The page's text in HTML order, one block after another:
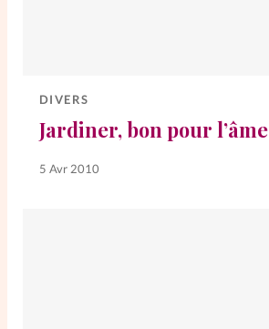
DIVERS
Jardiner, bon pour l’âme
5 Avr 2010